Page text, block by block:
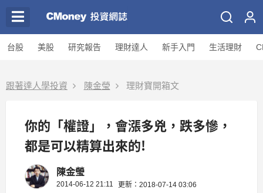
台股 美股 研究報告 理財達人 新手入門 生活理財
跟著達人學投資 陳金瑩 理財寶開箱文
你的「權證」，會漲多兇，跌多慘，
都是可以精算出來的!
陳金瑩
2014-06-12 21:11 更新：2018-07-14 03:06